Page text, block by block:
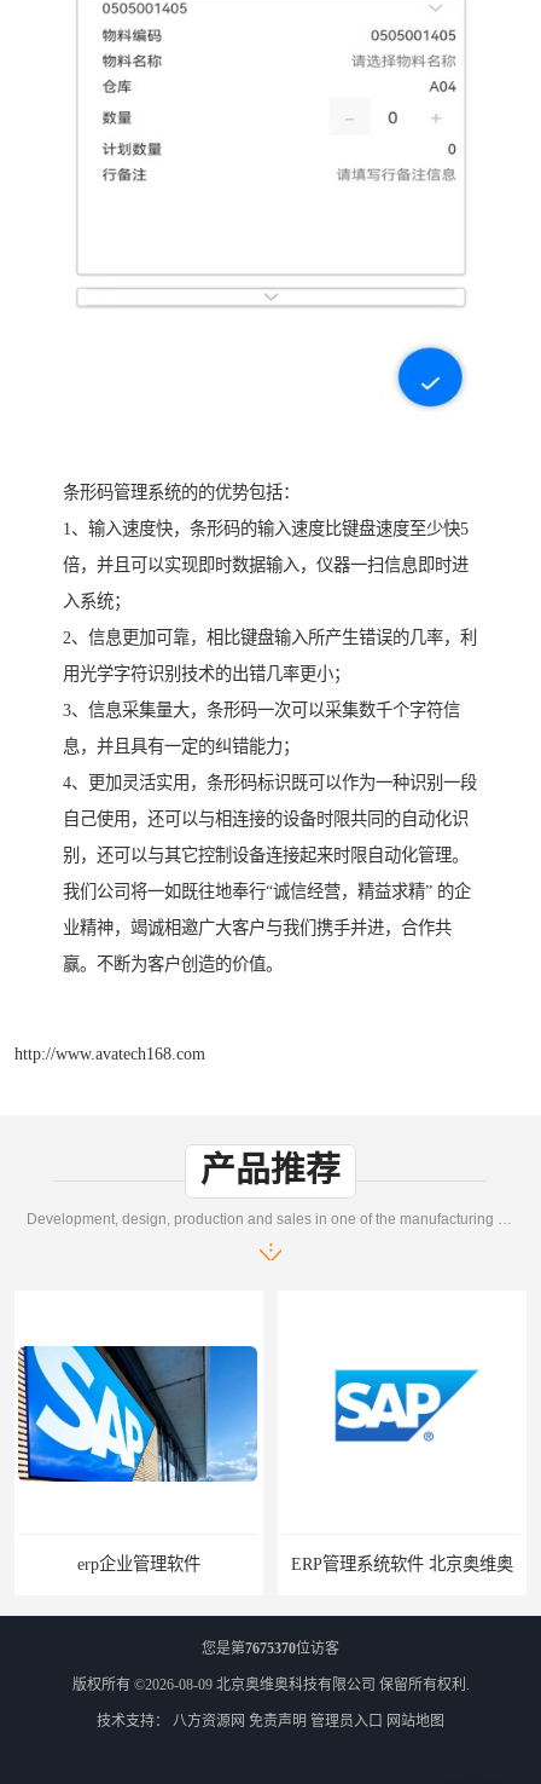
条形码管理系统的的优势包括：
1、输入速度快，条形码的输入速度比键盘速度至少快5
倍，并且可以实现即时数据输入，仪器一扫信息即时进
入系统；
2、信息更加可靠，相比键盘输入所产生错误的几率，利
用光学字符识别技术的出错几率更小；
3、信息采集量大，条形码一次可以采集数千个字符信
息，并且具有一定的纠错能力；
4、更加灵活实用，条形码标识既可以作为一种识别一段
自己使用，还可以与相连接的设备时限共同的自动化识
别，还可以与其它控制设备连接起来时限自动化管理。
我们公司将一如既往地奉行“诚信经营，精益求精” 的企
业精神，竭诚相邀广大客户与我们携手并进，合作共
赢。不断为客户创造的价值。
http://www.avatech168.com
产品推荐
Development, design, production and sales in one of the manufacturing enterprises
ERP管理系统软件 北京奥维奥
您是第7675370位访客
版权所有 ©2026-08-09 北京奥维奥科技有限公司 保留所有权利.
技术支持： 八方资源网 免责声明 管理员入口 网站地图